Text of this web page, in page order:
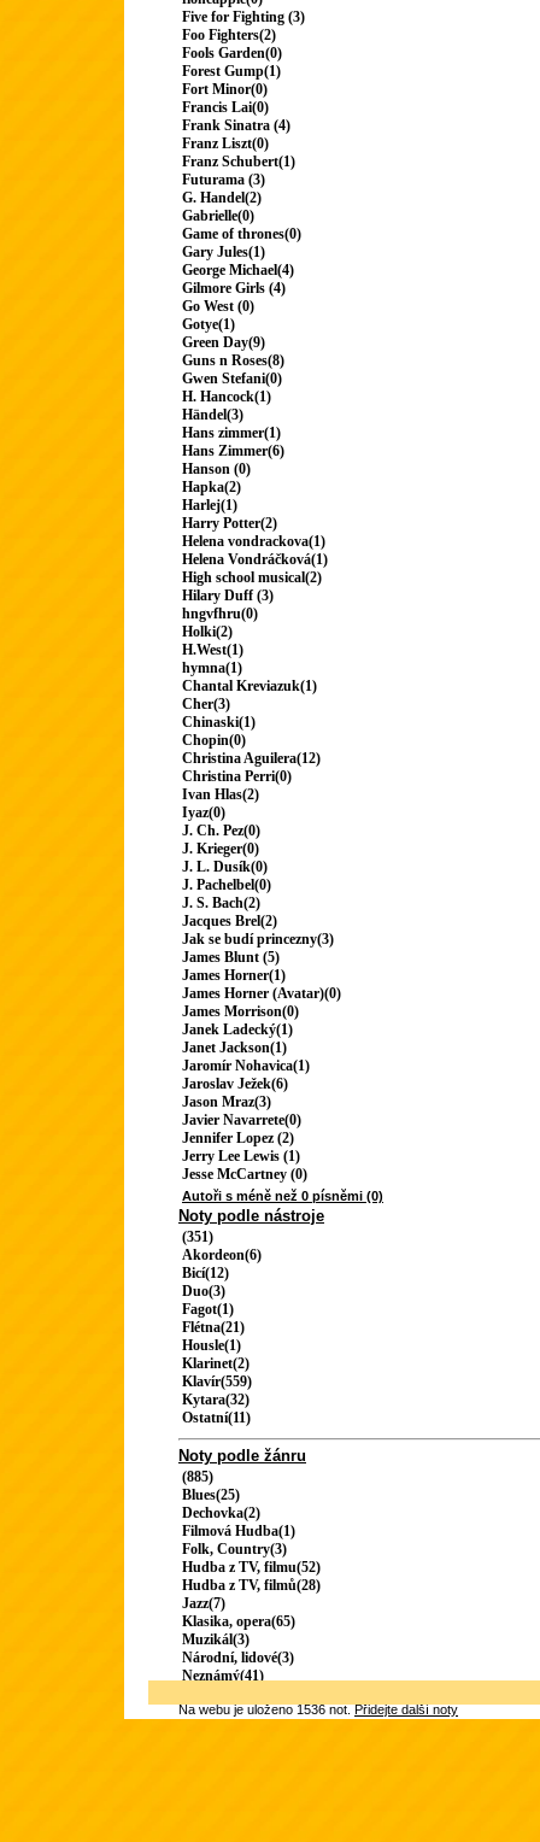
Five for Fighting (3)
Foo Fighters(2)
Fools Garden(0)
Forest Gump(1)
Fort Minor(0)
Francis Lai(0)
Frank Sinatra (4)
Franz Liszt(0)
Franz Schubert(1)
Futurama (3)
G. Handel(2)
Gabrielle(0)
Game of thrones(0)
Gary Jules(1)
George Michael(4)
Gilmore Girls (4)
Go West (0)
Gotye(1)
Green Day(9)
Guns n Roses(8)
Gwen Stefani(0)
H. Hancock(1)
Händel(3)
Hans zimmer(1)
Hans Zimmer(6)
Hanson (0)
Hapka(2)
Harlej(1)
Harry Potter(2)
Helena vondrackova(1)
Helena Vondráčková(1)
High school musical(2)
Hilary Duff (3)
hngvfhru(0)
Holki(2)
H.West(1)
hymna(1)
Chantal Kreviazuk(1)
Cher(3)
Chinaski(1)
Chopin(0)
Christina Aguilera(12)
Christina Perri(0)
Ivan Hlas(2)
Iyaz(0)
J. Ch. Pez(0)
J. Krieger(0)
J. L. Dusík(0)
J. Pachelbel(0)
J. S. Bach(2)
Jacques Brel(2)
Jak se budí princezny(3)
James Blunt (5)
James Horner(1)
James Horner (Avatar)(0)
James Morrison(0)
Janek Ladecký(1)
Janet Jackson(1)
Jaromír Nohavica(1)
Jaroslav Ježek(6)
Jason Mraz(3)
Javier Navarrete(0)
Jennifer Lopez (2)
Jerry Lee Lewis (1)
Jesse McCartney (0)
Autoři s méně než 0 písněmi (0)
Noty podle nástroje
(351)
Akordeon(6)
Bicí(12)
Duo(3)
Fagot(1)
Flétna(21)
Housle(1)
Klarinet(2)
Klavír(559)
Kytara(32)
Ostatní(11)
Noty podle žánru
(885)
Blues(25)
Dechovka(2)
Filmová Hudba(1)
Folk, Country(3)
Hudba z TV, filmu(52)
Hudba z TV, filmů(28)
Jazz(7)
Klasika, opera(65)
Muzikál(3)
Národní, lidové(3)
Neznámý(41)
Na webu je uloženo 1536 not.Přidejte další noty